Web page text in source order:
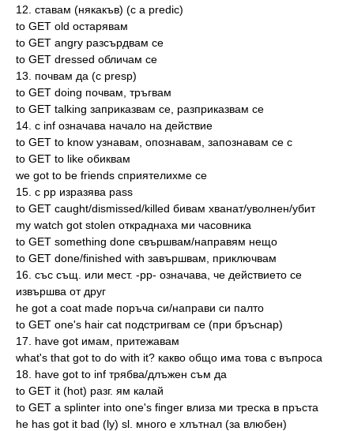
12. ставам (някакъв) (с a predic)
to GET old остарявам
to GET angry разсърдвам се
to GET dressed обличам се
13. почвам да (с presp)
to GET doing почвам, тръгвам
to GET talking заприказвам се, разприказвам се
14. с inf означава начало на действие
to GET to know узнавам, опознавам, запознавам се с
to GET to like обиквам
we got to be friends сприятелихме се
15. с pp изразява pass
to GET caught/dismissed/killed бивам хванат/уволнен/убит
my watch got stolen откраднаха ми часовника
to GET something done свършвам/направям нещо
to GET done/finished with завършвам, приключвам
16. със същ. или мест. -pp- означава, че действието се
извършва от друг
he got a coat made поръча си/направи си палто
to GET one's hair cat подстригвам се (при бръснар)
17. have got имам, притежавам
what's that got to do with it? какво общо има това с въпроса
18. have got to inf трябва/длъжен съм да
to GET it (hot) разг. ям калай
to GET a splinter into one's finger влиза ми треска в пръста
he has got it bad (ly) sl. много е хлътнал (за влюбен)